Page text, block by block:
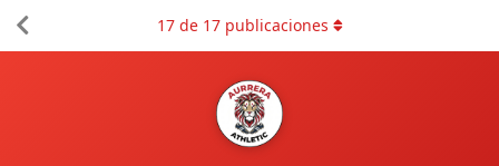
17de 17publicaciones